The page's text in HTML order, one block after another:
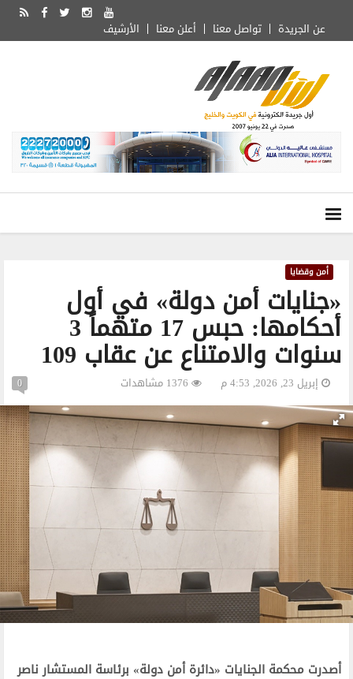
الأرشيف أعلن معنا تواصل معنا عن الجريدة
«جنايات أمن دولة» في أول
أحكامها: حبس 17 متهماً 3
سنوات والامتناع عن عقاب 109
أمن وقضايا
إبريل 23, 2026, 4:53 م 0
أصدرت محكمة الجنايات «دائرة أمن دولة» برئاسة المستشار ناصر